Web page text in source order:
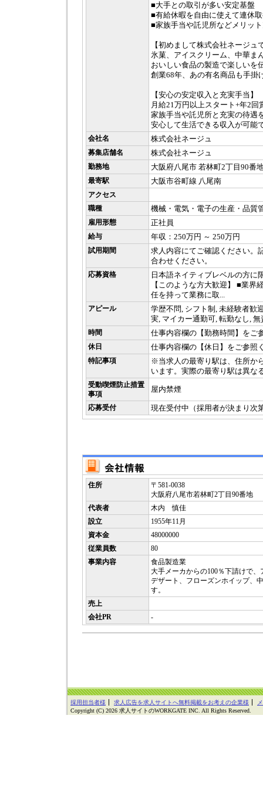
■大手との取引が多い安定基盤
■有給休暇を自由に使えて連休
■家族手当や託児所などメリッ
【初めまして株式会社ネージュ
氷菓、アイスクリーム、中華ま
おいしい食品の製造で楽しいを
創業68年、あの有名商品も手掛
【安心の安定収入と充実手当】
月給21万円以上スタート+年2回
家族手当や託児所と充実の待遇
安心して生活できる収入が可能
会社名 株式会社ネージュ
募集店舗名 株式会社ネージュ
勤務地 大阪府八尾市 若林町2丁目90番
最寄駅 大阪市谷町線 八尾南
アクセス
職種
機械・電気・電子の生産・品質
雇用形態 正社員
給与 年収：250万円 ～ 250万円
試用期間
求人内容にてご確認ください。
合わせください。
応募資格
日本語ネイティブレベルの方に
【このような方大歓迎】 ■業界
任を持って業務に取...
アピール
学歴不問, シフト制, 未経験者歓
実, マイカー通勤可, 転勤なし,
時間 仕事内容欄の【勤務時間】をご
休日 仕事内容欄の【休日】をご参照
特記事項
※当求人の最寄り駅は、住所か
います。実際の最寄り駅は異な
受動喫煙防止措置
事項
屋内禁煙
応募受付 現在受付中（採用者が決まり次
住所
〒581-0038
大阪府八尾市若林町2丁目90番地
代表者
木内 慎佳
設立
1955年11月
資本金
48000000
従業員数
80
事業内容
食品製造業
大手メーカからの100％下請けで
デザート、フローズンホイップ、
す。
売上
会社PR
-
採用担当者様 求人広告を求人サイトへ無料掲載をお考えの企業様
Copyright (C) 2026 求人サイトのWORKGATE INC. All Rights Reserved.